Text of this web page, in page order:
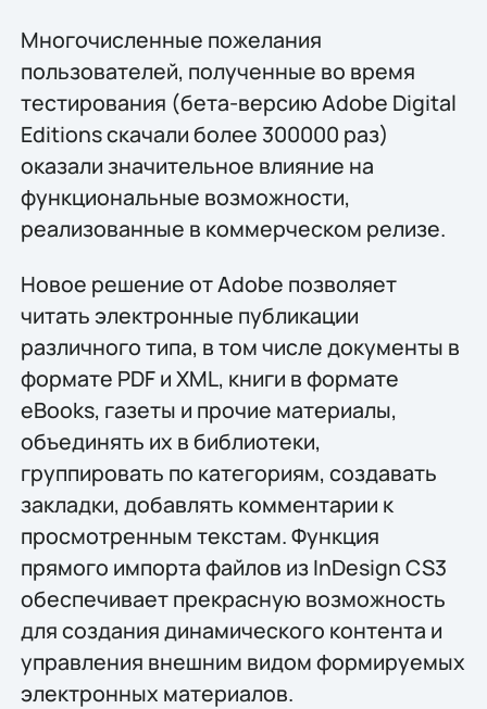
Многочисленные пожелания
пользователей, полученные во время
тестирования (бета-версию Adobe Digital
Editions скачали более 300000 раз)
оказали значительное влияние на
функциональные возможности,
реализованные в коммерческом релизе.
Новое решение от Adobe позволяет
читать электронные публикации
различного типа, в том числе документы в
формате PDF и XML, книги в формате
eBooks, газеты и прочие материалы,
объединять их в библиотеки,
группировать по категориям, создавать
закладки, добавлять комментарии к
просмотренным текстам. Функция
прямого импорта файлов из InDesign CS3
обеспечивает прекрасную возможность
для создания динамического контента и
управления внешним видом формируемых
электронных материалов.